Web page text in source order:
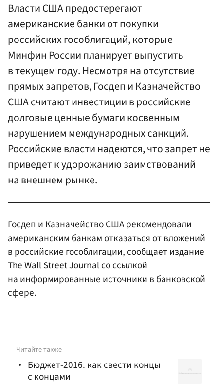
Власти США предостерегают
американские банки от покупки
российских гособлигаций, которые
Минфин России планирует выпустить
в текущем году. Несмотря на отсутствие
прямых запретов, Госдеп и Казначейство
США считают инвестиции в российские
долговые ценные бумаги косвенным
нарушением международных санкций.
Российские власти надеются, что запрет не
приведет к удорожанию заимствований
на внешнем рынке.
Госдеп и Казначейство СШАрекомендовали
американским банкам отказаться от вложений
в российские гособлигации, сообщает издание
The Wall Street Journal со ссылкой
на информированные источники в банковской
сфере.
Читайте также
Бюджет-2016: как свести концы
с концами